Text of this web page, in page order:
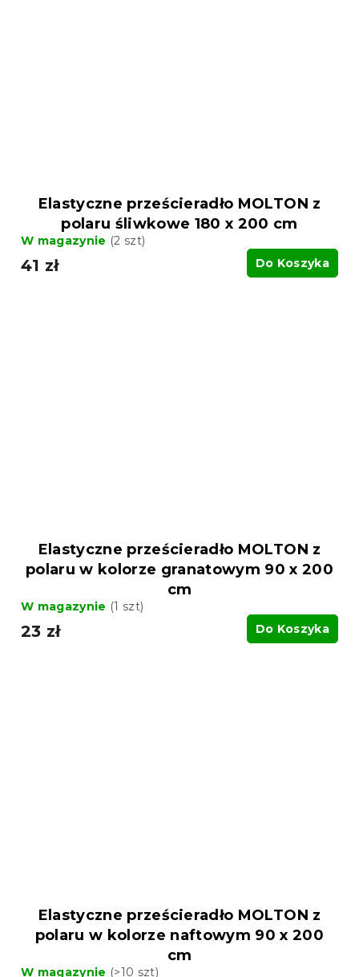
Elastyczne prześcieradło MOLTON z
polaru śliwkowe 180 x 200 cm
W magazynie (2 szt)
41 zł Do Koszyka
Elastyczne prześcieradło MOLTON z
polaru w kolorze granatowym 90 x 200
cm
W magazynie (1 szt)
23 zł Do Koszyka
Elastyczne prześcieradło MOLTON z
polaru w kolorze naftowym 90 x 200
cm
W magazynie (>10 szt)